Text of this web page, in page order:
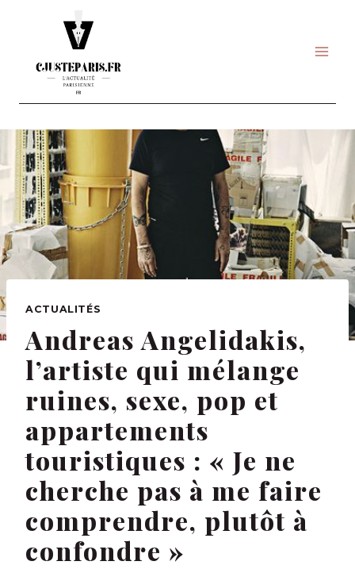
ACTUALITÉS
Andreas Angelidakis,
l’artiste qui mélange
ruines, sexe, pop et
appartements
touristiques : « Je ne
cherche pas à me faire
comprendre, plutôt à
confondre »